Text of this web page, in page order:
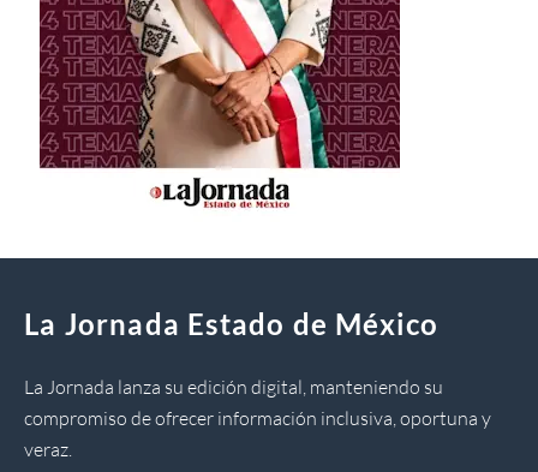
La Jornada Estado de México
La Jornada lanza su edición digital, manteniendo su
compromiso de ofrecer información inclusiva, oportuna y
veraz.